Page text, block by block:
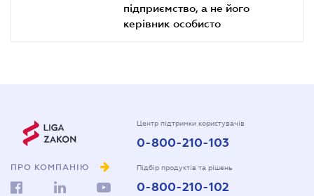
підприємство, а не його
керівник особисто
ПРО КОМПАНІЮ
Центр підтримки користувачів
0-800-210-103
Підбір продуктів та рішень
0-800-210-102